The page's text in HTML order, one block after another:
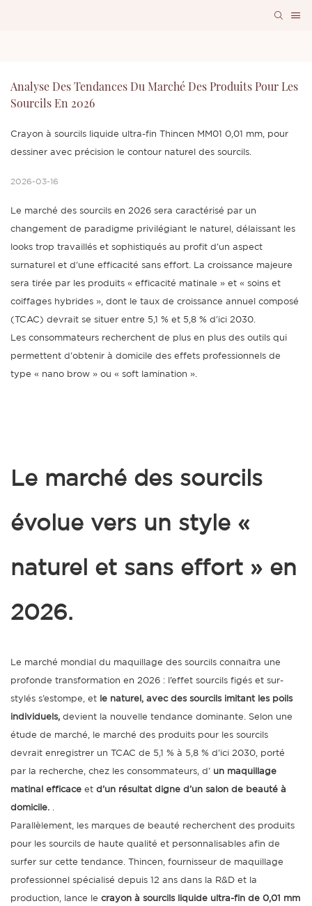
Analyse Des Tendances Du Marché Des Produits Pour Les
Sourcils En 2026
Crayon à sourcils liquide ultra-fin Thincen MM01 0,01 mm, pour
dessiner avec précision le contour naturel des sourcils.
2026-03-16
Le marché des sourcils en 2026 sera caractérisé par un
changement de paradigme privilégiant le naturel, délaissant les
looks trop travaillés et sophistiqués au profit d'un aspect
surnaturel et d'une efficacité sans effort. La croissance majeure
sera tirée par les produits « efficacité matinale » et « soins et
coiffages hybrides », dont le taux de croissance annuel composé
(TCAC) devrait se situer entre 5,1 % et 5,8 % d'ici 2030.
Les consommateurs recherchent de plus en plus des outils qui
permettent d'obtenir à domicile des effets professionnels de
type « nano brow » ou « soft lamination ».
Le marché des sourcils
évolue vers un style «
naturel et sans effort » en
2026.
Le marché mondial du maquillage des sourcils connaîtra une
profonde transformation en 2026 : l’effet sourcils figés et sur-
stylés s’estompe, et le naturel, avec des sourcils imitant les poils
individuels, devient la nouvelle tendance dominante. Selon une
étude de marché, le marché des produits pour les sourcils
devrait enregistrer un TCAC de 5,1 % à 5,8 % d’ici 2030, porté
par la recherche, chez les consommateurs, d’ un maquillage
matinal efficace et d’un résultat digne d’un salon de beauté à
domicile. .
Parallèlement, les marques de beauté recherchent des produits
pour les sourcils de haute qualité et personnalisables afin de
surfer sur cette tendance. Thincen, fournisseur de maquillage
professionnel spécialisé depuis 12 ans dans la R&D et la
production, lance le crayon à sourcils liquide ultra-fin de 0,01 mm